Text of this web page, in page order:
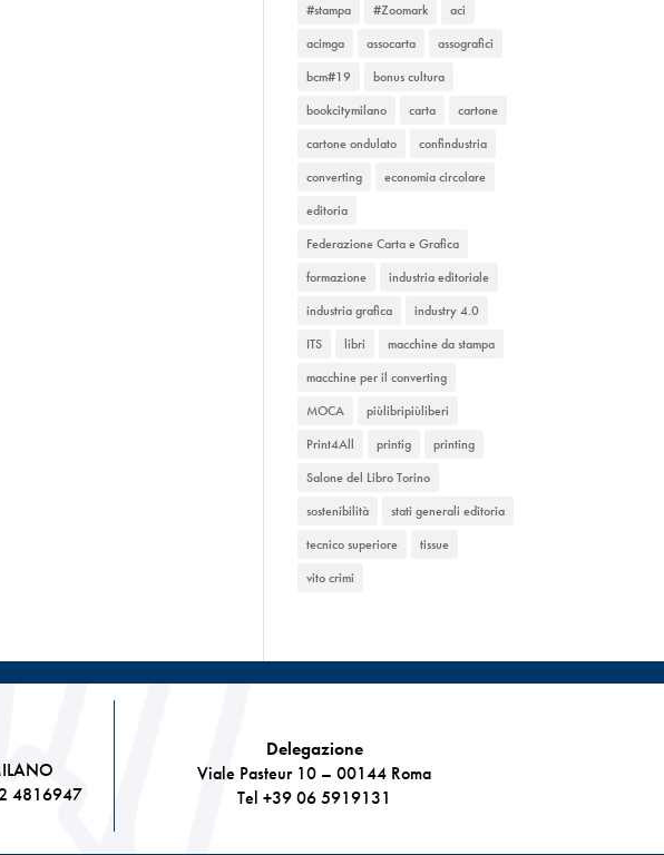
#stampa
#Zoomark
aci
acimga
assocarta
assografici
bcm#19
bonus cultura
bookcitymilano
carta
cartone
cartone ondulato
confindustria
converting
economia circolare
editoria
Federazione Carta e Grafica
formazione
industria editoriale
industria grafica
industry 4.0
ITS
libri
macchine da stampa
macchine per il converting
MOCA
piùlibripiùliberi
Print4All
printig
printing
Salone del Libro Torino
sostenibilità
stati generali editoria
tecnico superiore
tissue
vito crimi
4816947
Delegazione
Viale Pasteur 10 – 00144 Roma
Tel +39 06 5919131